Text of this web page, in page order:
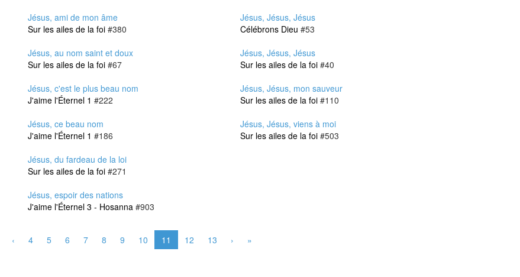
Jésus, ami de mon âme
Sur les ailes de la foi #380
Jésus, au nom saint et doux
Sur les ailes de la foi #67
Jésus, c'est le plus beau nom
J'aime l'Éternel 1 #222
Jésus, ce beau nom
J'aime l'Éternel 1 #186
Jésus, du fardeau de la loi
Sur les ailes de la foi #271
Jésus, espoir des nations
J'aime l'Éternel 3 - Hosanna #903
Jésus, Jésus, Jésus
Célébrons Dieu #53
Jésus, Jésus, Jésus
Sur les ailes de la foi #40
Jésus, Jésus, mon sauveur
Sur les ailes de la foi #110
Jésus, Jésus, viens à moi
Sur les ailes de la foi #503
‹ 4 5 6 7 8 9 10 11 12 13 › »